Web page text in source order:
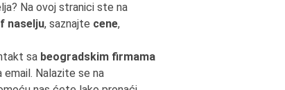
Na ovoj stranici ste na
naselju, saznajte cene,
sa beogradskim firmama
Nalazite se na